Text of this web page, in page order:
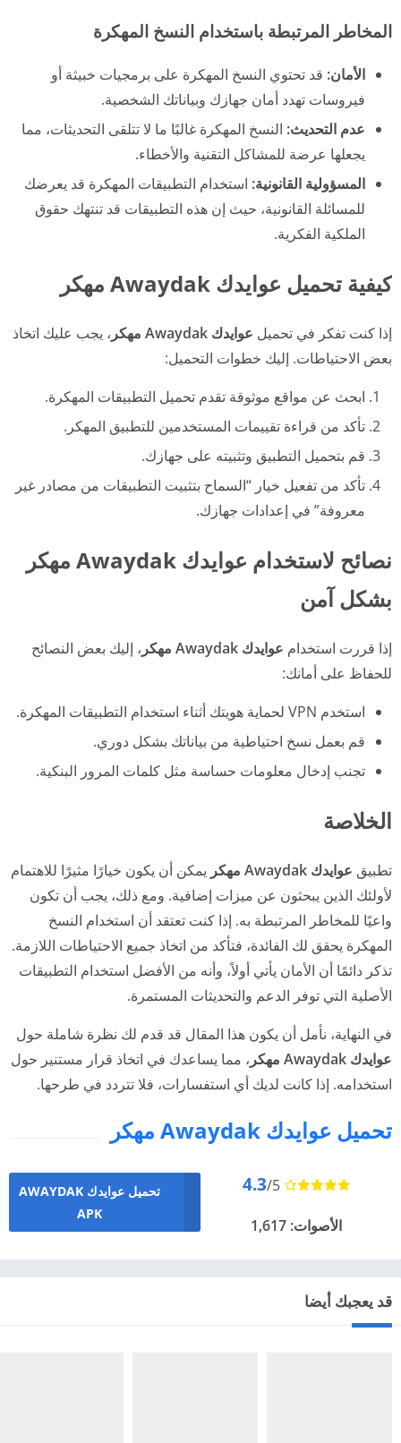
المخاطر المرتبطة باستخدام النسخ المهكرة
الأمان: قد تحتوي النسخ المهكرة على برمجيات خبيثة أو
فيروسات تهدد أمان جهازك وبياناتك الشخصية.
عدم التحديث: النسخ المهكرة غالبًا ما لا تتلقى التحديثات، مما
يجعلها عرضة للمشاكل التقنية والأخطاء.
المسؤولية القانونية: استخدام التطبيقات المهكرة قد يعرضك
للمسائلة القانونية، حيث إن هذه التطبيقات قد تنتهك حقوق
الملكية الفكرية.
كيفية تحميل عوايدك Awaydak مهكر
إذا كنت تفكر في تحميل عوايدك Awaydak مهكر
، يجب عليك اتخاذ
بعض الاحتياطات. إليك خطوات التحميل:
ابحث عن مواقع موثوقة تقدم تحميل التطبيقات المهكرة.
تأكد من قراءة تقييمات المستخدمين للتطبيق المهكر.
قم بتحميل التطبيق وتثبيته على جهازك.
تأكد من تفعيل خيار “السماح بتثبيت التطبيقات من مصادر غير
معروفة” في إعدادات جهازك.
نصائح لاستخدام عوايدك Awaydak مهكر
بشكل آمن
إذا قررت استخدام عوايدك Awaydak مهكر
، إليك بعض النصائح
للحفاظ على أمانك:
استخدم VPN لحماية هويتك أثناء استخدام التطبيقات المهكرة.
قم بعمل نسخ احتياطية من بياناتك بشكل دوري.
تجنب إدخال معلومات حساسة مثل كلمات المرور البنكية.
الخلاصة
تطبيق عوايدك Awaydak مهكر
يمكن أن يكون خيارًا مثيرًا للاهتمام
لأولئك الذين يبحثون عن ميزات إضافية. ومع ذلك، يجب أن تكون
واعيًا للمخاطر المرتبطة به. إذا كنت تعتقد أن استخدام النسخ
المهكرة يحقق لك الفائدة، فتأكد من اتخاذ جميع الاحتياطات اللازمة.
تذكر دائمًا أن الأمان يأتي أولاً، وأنه من الأفضل استخدام التطبيقات
الأصلية التي توفر الدعم والتحديثات المستمرة.
في النهاية، نأمل أن يكون هذا المقال قد قدم لك نظرة شاملة حول
عوايدك Awaydak مهكر
، مما يساعدك في اتخاذ قرار مستنير حول
استخدامه. إذا كانت لديك أي استفسارات، فلا تتردد في طرحها.
تحميل عوايدك Awaydak مهكر
4.3/5
الأصوات: 1,617
تحميل عوايدك AWAYDAK
APK
قد يعجبك أيضا